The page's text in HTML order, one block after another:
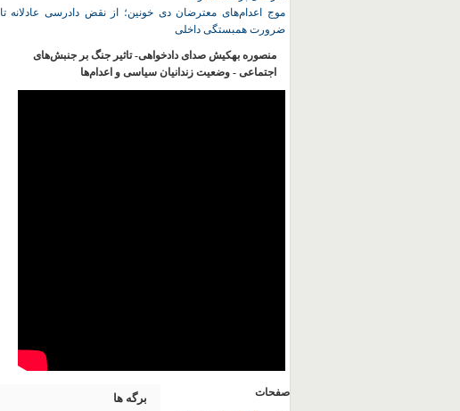
موج اعدام‌های معترضان دی‌ خونین؛ از نقض دادرسی عادلانه تا
ضرورت همبستگی داخلی
منصوره بهکیش صدای دادخواهی- تاثیر جنگ بر جنبش‌های
اجتماعی - وضعیت زندانیان سیاسی و اعدام‌ها
برگه ها صفحات